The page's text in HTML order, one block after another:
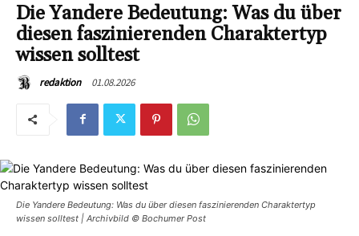
Die Yandere Bedeutung: Was du über
diesen faszinierenden Charaktertyp
wissen solltest
redaktion 01.08.2026
Die Yandere Bedeutung: Was du über diesen faszinierenden Charaktertyp
wissen solltest | Archivbild © Bochumer Post